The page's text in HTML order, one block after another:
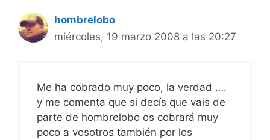
hombrelobo
miércoles, 19 marzo 2008 a las 20:27
Me ha cobrado muy poco, la verdad ….
y me comenta que si decís que vais de
parte de hombrelobo os cobrará muy
poco a vosotros también por los